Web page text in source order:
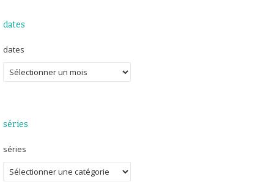
dates
dates
séries
séries